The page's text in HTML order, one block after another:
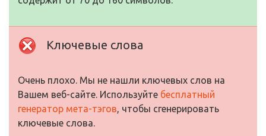
Ключевые слова
Очень плохо. Мы не нашли ключевых слов на
Вашем веб-сайте. Используйте бесплатный
генератор мета-тэгов, чтобы сгенерировать
ключевые слова.